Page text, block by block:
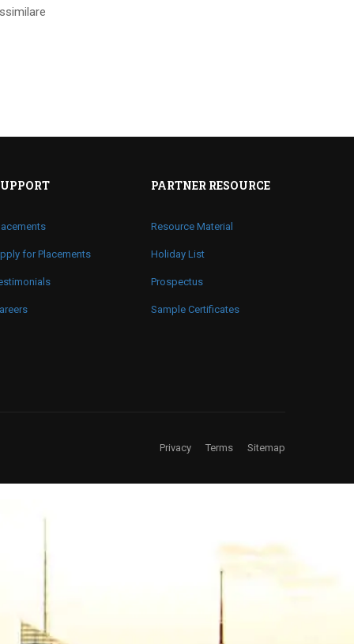
for Placements
PARTNER RESOURCE
Resource Material
Holiday List
Prospectus
Sample Certificates
Privacy Terms Sitemap